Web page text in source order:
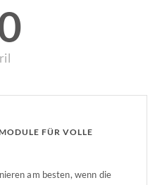
FÜR VOLLE
am besten, wenn die